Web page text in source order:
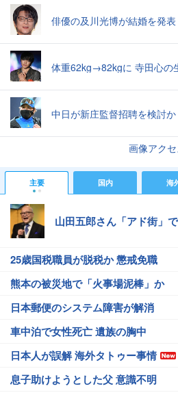
俳優の及川光博が結婚を発表
体重62kg→82kgに 寺田心の
中日が新庄監督招聘を検討か
画像アク
主要 国内 海
山田五郎さん「アド街」
25歳国税職員が脱税か 懲戒免職
熊本の被災地で「火事場泥棒」か
日本郵便のシステム障害が解消
車中泊で女性死亡 遺族の胸中
日本人が誤解 海外タトゥー事情
息子助けようとした父 意識不明